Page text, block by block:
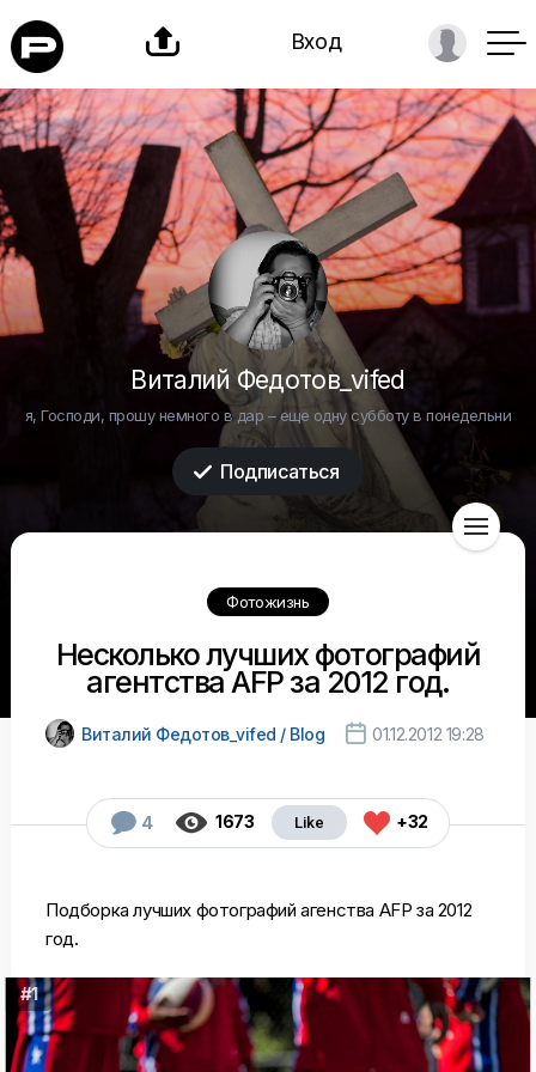
 Вход
Виталий Федотов_vifed
я, Господи, прошу немного в дар – еще одну субботу в понедельни
 Подписаться

Фотожизнь
Несколько лучших фотографий
агентства AFP за 2012 год.
Виталий Федотов_vifed / Blog  01.12.2012 19:28
 4  1673  +32
Подборка лучших фотографий агенства AFP за 2012
год.
#1